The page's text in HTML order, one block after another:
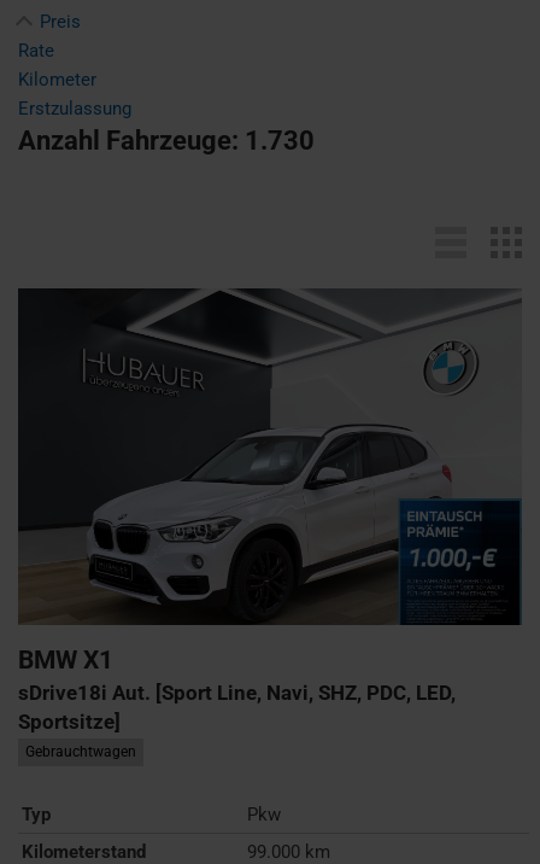
Preis
Rate
Kilometer
Erstzulassung
Anzahl Fahrzeuge: 1.730
BMW X1
sDrive18i Aut. [Sport Line, Navi, SHZ, PDC, LED,
Sportsitze]
Gebrauchtwagen
Typ
Pkw
Kilometerstand
99.000 km